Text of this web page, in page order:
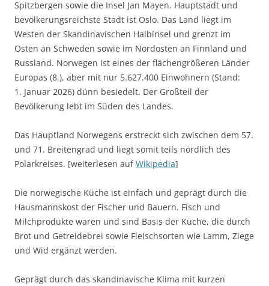
Spitzbergen sowie die Insel Jan Mayen. Hauptstadt und
bevölkerungsreichste Stadt ist Oslo. Das Land liegt im
Westen der Skandinavischen Halbinsel und grenzt im
Osten an Schweden sowie im Nordosten an Finnland und
Russland. Norwegen ist eines der flächengrößeren Länder
Europas (8.), aber mit nur 5.627.400 Einwohnern (Stand:
1. Januar 2026) dünn besiedelt. Der Großteil der
Bevölkerung lebt im Süden des Landes.
Das Hauptland Norwegens erstreckt sich zwischen dem 57.
und 71. Breitengrad und liegt somit teils nördlich des
Polarkreises. [weiterlesen aufWikipedia]
Die norwegische Küche ist einfach und geprägt durch die
Hausmannskost der Fischer und Bauern. Fisch und
Milchprodukte waren und sind Basis der Küche, die durch
Brot und Getreidebrei sowie Fleischsorten wie Lamm, Ziege
und Wid ergänzt werden.
Geprägt durch das skandinavische Klima mit kurzen